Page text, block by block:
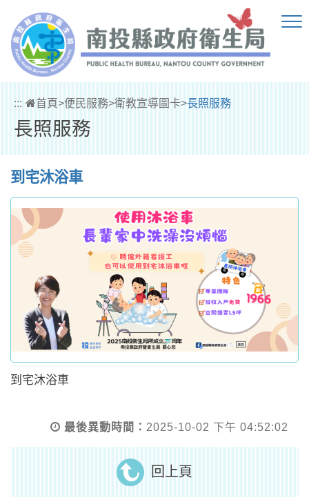
::: 首頁>便民服務>衛教宣導圖卡>長照服務
長照服務
到宅沐浴車
到宅沐浴車
最後異動時間： 2025-10-02 下午 04:52:02
回上頁